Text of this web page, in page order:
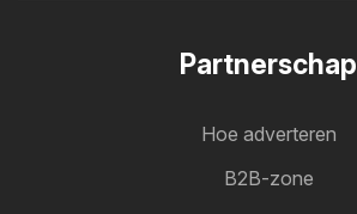
Partnerschap
Hoe adverteren
B2B-zone